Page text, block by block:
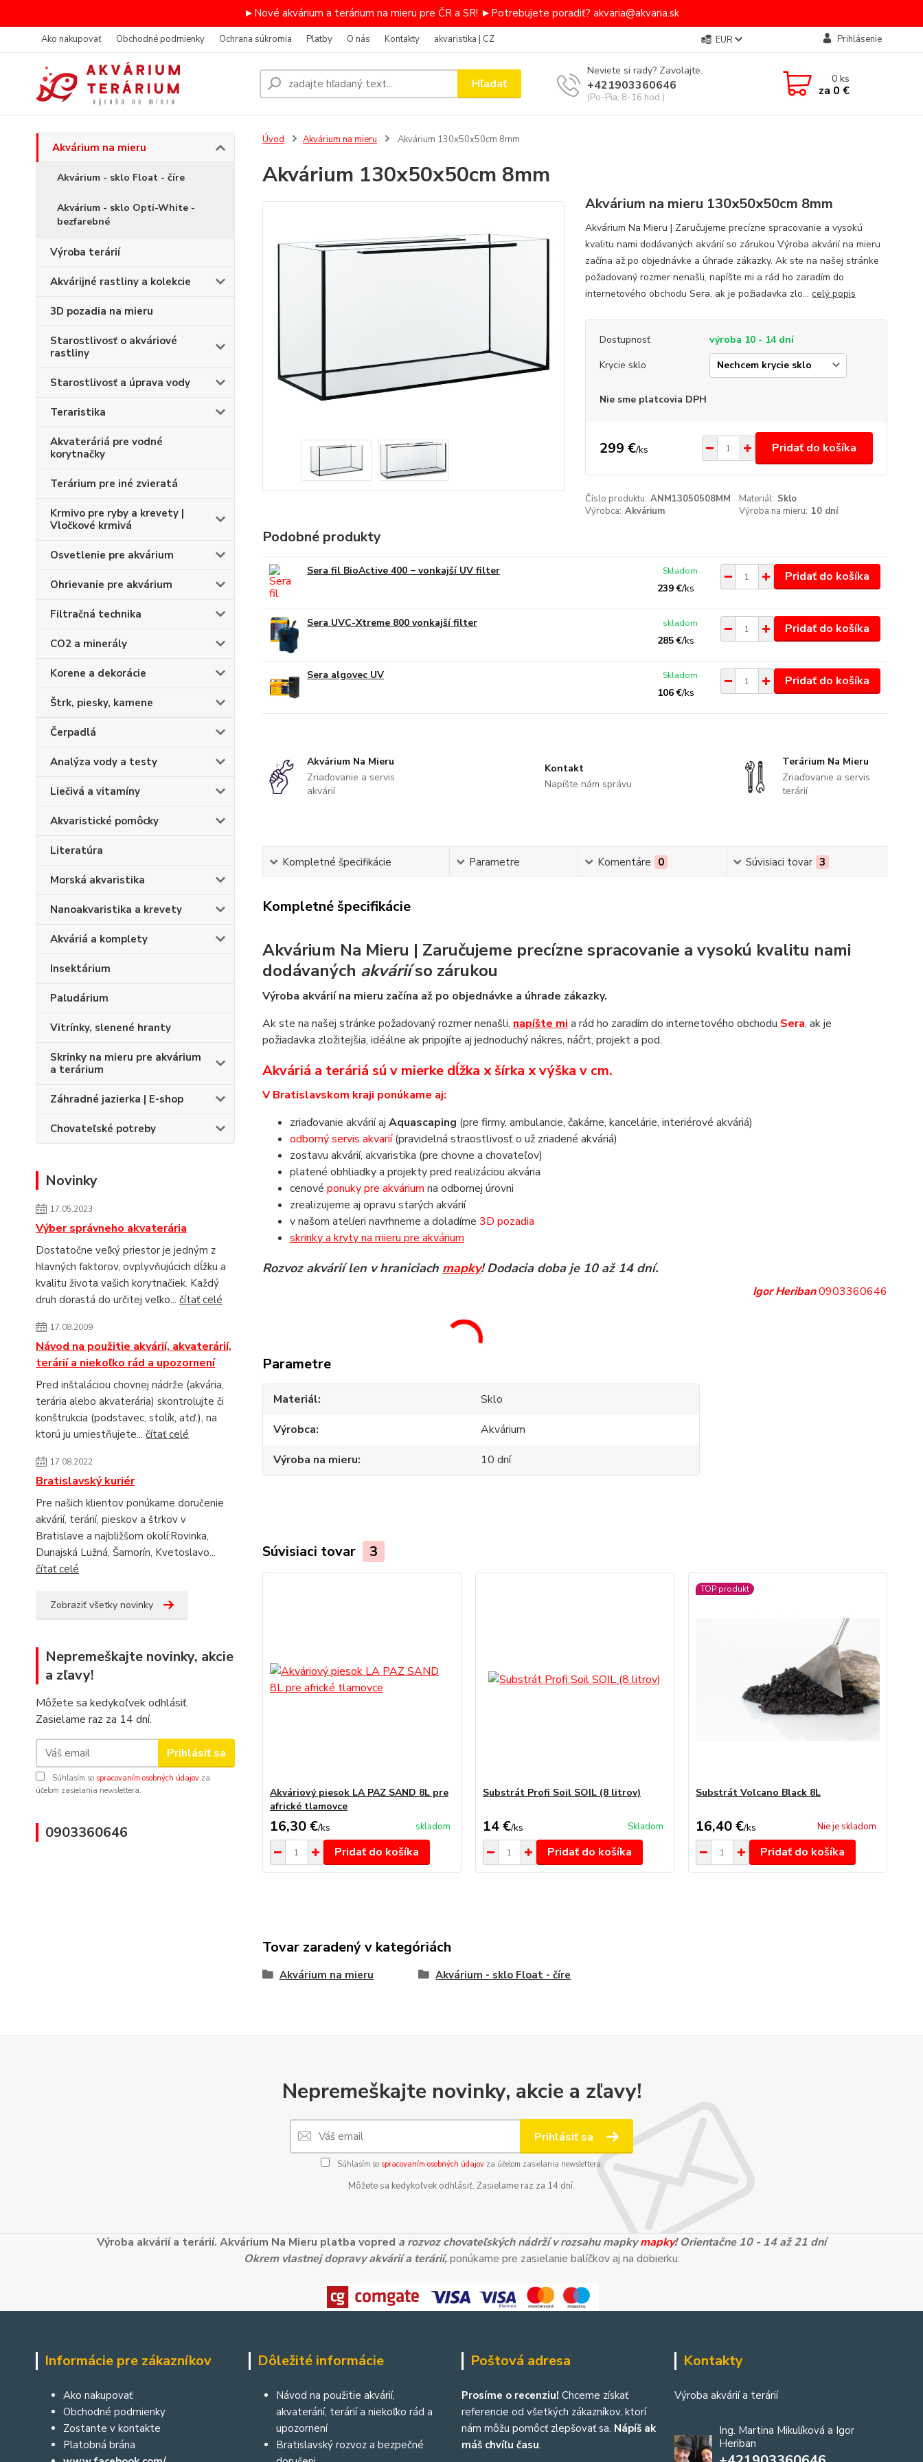
►Nové akvárium a terárium na mieru pre ČR a SR! ►Potrebujete poradiť? akvaria@akvaria.sk
Ako nakupovať Obchodné podmienky Ochrana súkromia Platby O nás Kontakty akvaristika | CZ EUR Prihlásenie
Hľadať
Neviete si rady? Zavolajte.
+421903360646
(Po-Pia, 8-16 hod.)
0ks
za 0 €
Akvárium na mieru
Akvárium - sklo Float - číre
Akvárium - sklo Opti-White -
bezfarebné
Výroba terárií
Akvárijné rastliny a kolekcie
3D pozadia na mieru
Starostlivosť o akváriové
rastliny
Starostlivosť a úprava vody
Teraristika
Akvateráriá pre vodné
korytnačky
Terárium pre iné zvieratá
Krmivo pre ryby a krevety |
Vločkové krmivá
Osvetlenie pre akvárium
Ohrievanie pre akvárium
Filtračná technika
CO2 a minerály
Korene a dekorácie
Štrk, piesky, kamene
Čerpadlá
Analýza vody a testy
Liečivá a vitamíny
Akvaristické pomôcky
Literatúra
Morská akvaristika
Nanoakvaristika a krevety
Akváriá a komplety
Insektárium
Paludárium
Vitrínky, slenené hranty
Skrinky na mieru pre akvárium
a terárium
Záhradné jazierka | E-shop
Chovateľské potreby
Novinky
17.05.2023
Výber správneho akvaterária
Dostatočne veľký priestor je jedným z
hlavných faktorov, ovplyvňujúcich dĺžku a
kvalitu života vašich korytnačiek. Každý
druh dorastá do určitej veľko... čítať celé
17.08.2009
Návod na použitie akvárií, akvaterárií,
terárií a niekoľko rád a upozornení
Pred inštaláciou chovnej nádrže (akvária,
terária alebo akvaterária) skontrolujte či
konštrukcia (podstavec, stolík, atď.), na
ktorú ju umiestňujete... čítať celé
17.08.2022
Bratislavský kuriér
Pre našich klientov ponúkame doručenie
akvárií, terárií, pieskov a štrkov v
Bratislave a najbližšom okolí:Rovinka,
Dunajská Lužná, Šamorín, Kvetoslavo...
čítať celé
Zobraziť všetky novinky
Nepremeškajte novinky, akcie
a zľavy!
Môžete sa kedykoľvek odhlásiť.
Zasielame raz za 14 dní.
Prihlásiť sa
Súhlasím so spracovaním osobných údajov za
účelom zasielania newslettera.
0903360646
Úvod Akvárium na mieru Akvárium 130x50x50cm 8mm
Akvárium 130x50x50cm 8mm
Akvárium na mieru 130x50x50cm 8mm
Akvárium Na Mieru | Zaručujeme precízne spracovanie a vysokú
kvalitu nami dodávaných akvárií so zárukou Výroba akvárií na mieru
začína až po objednávke a úhrade zákazky. Ak ste na našej stránke
požadovaný rozmer nenašli, napíšte mi a rád ho zaradím do
internetového obchodu Sera, ak je požiadavka zlo... celý popis
Dostupnosť
výroba 10 - 14 dní
Krycie sklo
Nie sme platcovia DPH
299 €/ks Pridať do košíka
Číslo produktu: ANM13050508MM Materiál: Sklo
Výrobca: Akvárium Výroba na mieru: 10 dní
Podobné produkty
Sera fil BioActive 400 − vonkajší UV filter
239 €/ks
Skladom Pridať do košíka
Sera UVC-Xtreme 800 vonkajší filter
285 €/ks
skladom Pridať do košíka
Sera algovec UV
106 €/ks
Skladom Pridať do košíka
Akvárium Na Mieru
Zriaďovanie a servis
akvárií
Kontakt
Napíšte nám správu
Terárium Na Mieru
Zriaďovanie a servis
terárií
Kompletné špecifikácie Parametre Komentáre 0 Súvisiaci tovar 3
Kompletné špecifikácie
Akvárium Na Mieru | Zaručujeme precízne spracovanie a vysokú kvalitu nami
dodávaných akváriíso zárukou
Výroba akvárií na mieru začína až po objednávke a úhrade zákazky.
Ak ste na našej stránke požadovaný rozmer nenašli, napíšte mi a rád ho zaradím do internetového obchodu Sera, ak je
požiadavka zložitejšia, idéálne ak pripojíte aj jednoduchý nákres, náčrt, projekt a pod.
Akváriá a teráriá sú v mierke dĺžka x šírka x výška v cm.
V Bratislavskom kraji ponúkame aj:
zriaďovanie akvárií aj Aquascaping (pre firmy, ambulancie, čakárne, kancelárie, interiérové akváriá)
odborný servis akvarií(pravidelná straostlivosť o už zriadené akváriá)
zostavu akvárií, akvaristika (pre chovne a chovateľov)
platené obhliadky a projekty pred realizáciou akvária
cenové ponuky pre akvárium na odbornej úrovni
zrealizujeme aj opravu starých akvárií
v našom atelíeri navrhneme a doladíme 3D pozadia
skrinky a kryty na mieru pre akvárium
Rozvoz akvárií len v hraniciach mapky! Dodacia doba je 10 až 14 dní.
Igor Heriban0903360646
Parametre
Materiál
Sklo
Výrobca
Akvárium
Výroba na mieru
10 dní
Súvisiaci tovar 3
Akváriový piesok LA PAZ SAND 8L pre
africké tlamovce
16,30 €/ks skladom
Pridať do košíka
Substrát Profi Soil SOIL (8 litrov)
14 €/ks Skladom
Pridať do košíka
TOP produkt
Substrát Volcano Black 8L
16,40 €/ks Nie je skladom
Pridať do košíka
Tovar zaradený v kategóriách
Akvárium na mieru Akvárium - sklo Float - číre
Nepremeškajte novinky, akcie a zľavy!
Prihlásiť sa
Súhlasím so spracovaním osobných údajovza účelom zasielania newslettera.
Môžete sa kedykoľvek odhlásiť. Zasielame raz za 14 dní.
Výroba akvárií a terárií. Akvárium Na Mieru platba vopred a rozvoz chovateľských nádrží v rozsahu mapkymapky! Orientačne 10 - 14 až 21 dní
Okrem vlastnej dopravy akvárií a terárií,ponúkame pre zasielanie balíčkov aj na dobierku:
Informácie pre zákazníkov
Ako nakupovať
Obchodné podmienky
Zostante v kontakte
Platobná brána
Dôležité informácie
Návod na použitie akvárií,
akvaterárií, terárií a niekoľko rád a
upozornení
Bratislavský rozvoz a bezpečné
Poštová adresa
Prosíme o recenziu! Chceme získať
referencie od všetkých zákazníkov, ktorí
nám môžu pomôcť zlepšovať sa. Nápíš ak
máš chvíľu času.
Kontakty
Výroba akvárií a terárií
Ing. Martina Mikulíková a Igor
Heriban